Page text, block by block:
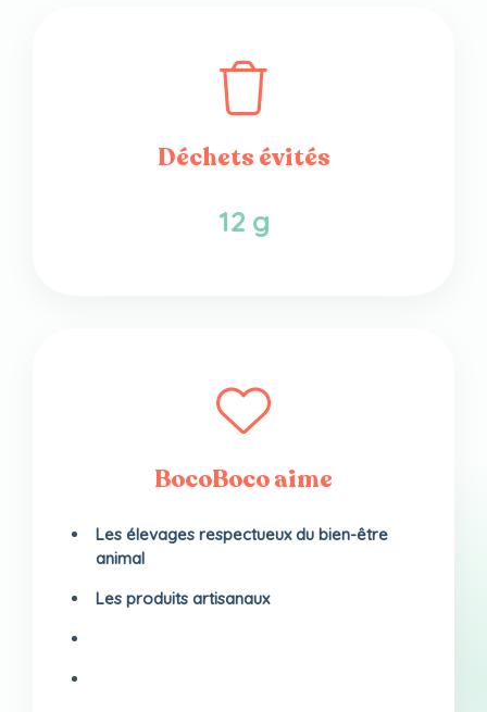
Déchets évités
12 g
BocoBoco aime
Les élevages respectueux du bien-être
animal
Les produits artisanaux